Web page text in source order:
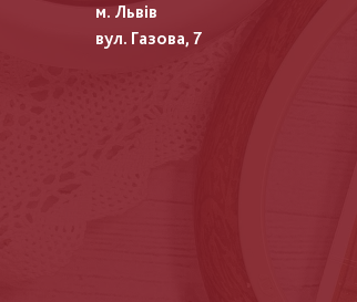
м. Львів
вул. Газова, 7